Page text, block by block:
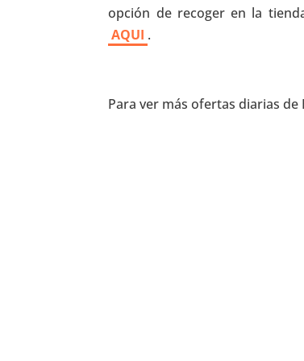
opción de recoger en la
AQUI .
Para ver más ofertas diarias de